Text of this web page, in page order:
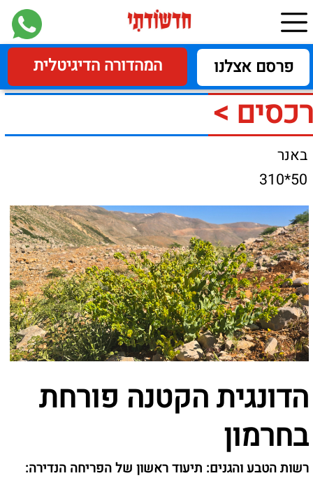
רכסים >
הדונגית הקטנה פורחת
בחרמון​
רשות הטבע והגנים: תיעוד ראשון של הפריחה הנדירה:
הדונגית הקטנה פורחת בחרמון
אחרי שזוהה לראשונה רק בשנה שעברה, רשות
לראשונה את פריחת צמח הדונגית הקטנה, צמח
נדיר מאד, אולי הנדיר ביותר בארץ. "הצמח הזה רק
והגנים שנערך השבוע בשמורת הטבע הר חרמון,
באנר
פרסם אצלנו המהדורה הדיגיטלית